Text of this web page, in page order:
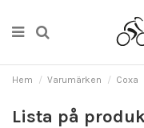
Hem Varumärken Coxa
Lista på